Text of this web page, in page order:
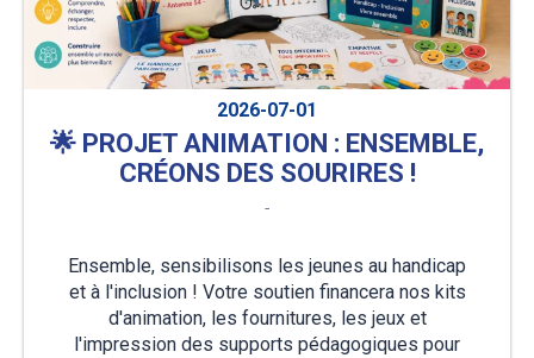
2026-07-01
🌟 PROJET ANIMATION : ENSEMBLE,
CRÉONS DES SOURIRES !
-
Ensemble, sensibilisons les jeunes au handicap
et à l'inclusion ! Votre soutien financera nos kits
d'animation, les fournitures, les jeux et
l'impression des supports pédagogiques pour